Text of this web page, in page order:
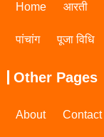
Home आरती
पांचांग पूजा विधि
Other Pages
About Contact